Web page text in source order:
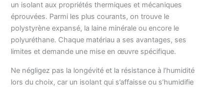
un isolant aux propriétés thermiques et mécaniques
éprouvées. Parmi les plus courants, on trouve le
polystyrène expansé, la laine minérale ou encore le
polyuréthane. Chaque matériau a ses avantages, ses
limites et demande une mise en œuvre spécifique.
Ne négligez pas la longévité et la résistance à l’humidité
lors du choix, car un isolant qui s’affaisse ou s’humidifie